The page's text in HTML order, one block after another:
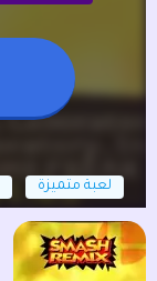
لعبة متميزة